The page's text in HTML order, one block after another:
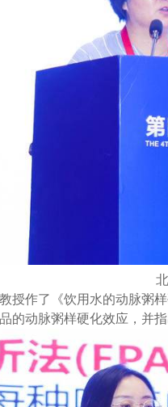
授作了《饮用水的动脉粥
的动脉粥样硬化效应，并